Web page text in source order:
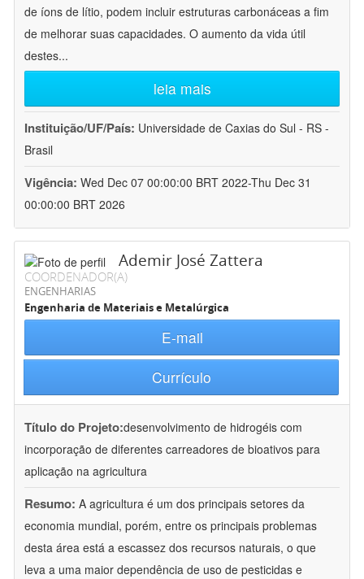
de íons de lítio, podem incluir estruturas carbonáceas a fim
de melhorar suas capacidades. O aumento da vida útil
destes...
leia mais
Instituição/UF/País: Universidade de Caxias do Sul - RS -
Brasil
Vigência: Wed Dec 07 00:00:00 BRT 2022-Thu Dec 31
00:00:00 BRT 2026
Ademir José Zattera
COORDENADOR(A)
ENGENHARIAS
Engenharia de Materiais e Metalúrgica
E-mail
Currículo
Título do Projeto:desenvolvimento de hidrogéis com
incorporação de diferentes carreadores de bioativos para
aplicação na agricultura
Resumo: A agricultura é um dos principais setores da
economia mundial, porém, entre os principais problemas
desta área está a escassez dos recursos naturais, o que
leva a uma maior dependência de uso de pesticidas e